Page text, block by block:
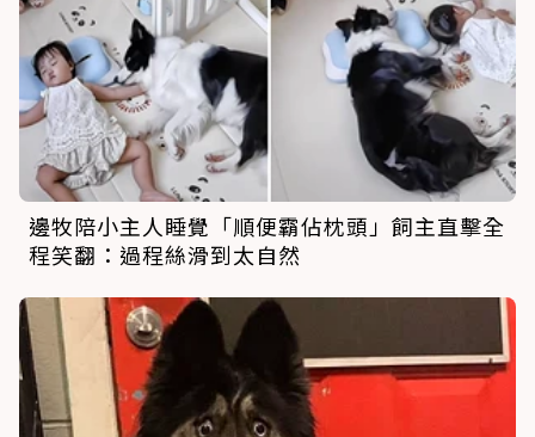
邊牧陪小主人睡覺「順便霸佔枕頭」飼主直擊全
程笑翻：過程絲滑到太自然